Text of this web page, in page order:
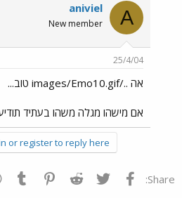
A
aniviel
New member
25/4/04
אה ../images/Emo10.gif טוב...
אם מישהו מגלה משהו בעתיד
or register to reply here.
Share: פייסבוק Twitter
Reddit